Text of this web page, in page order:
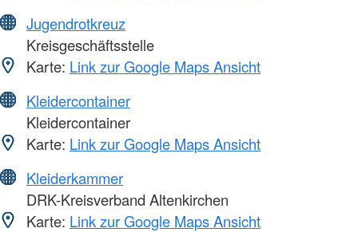
Jugendrotkreuz
Kreisgeschäftsstelle
Karte: Link zur Google Maps Ansicht
Kleidercontainer
Kleidercontainer
Karte: Link zur Google Maps Ansicht
Kleiderkammer
DRK-Kreisverband Altenkirchen
Karte: Link zur Google Maps Ansicht